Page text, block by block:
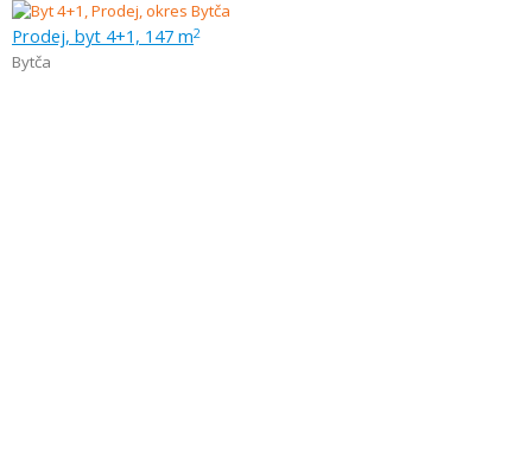
Prodej, byt 4+1, 147 m2
Bytča